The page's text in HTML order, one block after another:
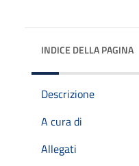
INDICE DELLA PAGINA
Descrizione
A cura di
Allegati